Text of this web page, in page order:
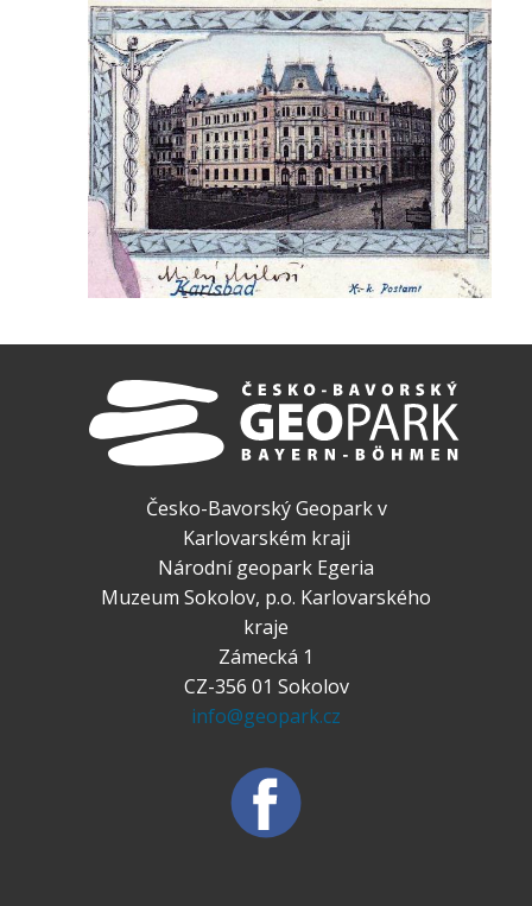
Česko-Bavorský Geopark v
Karlovarském kraji
Národní geopark Egeria
Muzeum Sokolov, p.o. Karlovarského
kraje
Zámecká 1
CZ-356 01 Sokolov
info@geopark.cz